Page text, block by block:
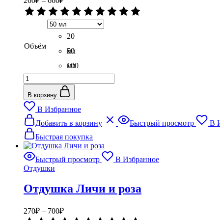
цен:
260₽
–
660₽
Объём
20
мл
50
мл
100
Количество
товара
Отдушка
Клубничный
пломбир
В корзину
В Избранное
Добавить в корзину
Этот
товар
несколько
вариаций.
Опции
на
странице
Быстрый просмотр
В
Быстрая покупка
Быстрый просмотр
В Избранное
Отдушки
Отдушка Личи и роза
270₽ – 700₽Диапазон
цен: